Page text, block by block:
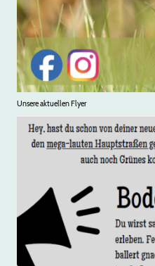
Unsere aktuellen Flyer